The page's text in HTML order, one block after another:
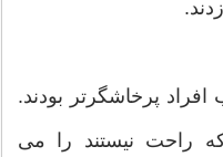
پرخاشگرتر بودند.
راحت نیستند را می